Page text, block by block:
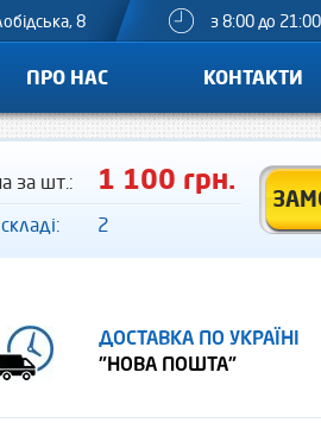
8 з 8:00 до
ПРО НАС КОНТАКТИ
за шт.: 1 100 грн.
2
ДОСТАВКА ПО УКРАЇНІ
"НОВА ПОШТА"